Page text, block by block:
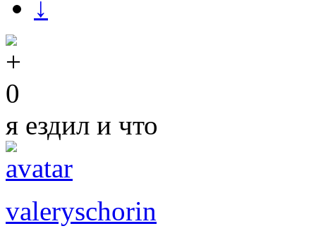
↓
0
я ездил и что
valeryschorin